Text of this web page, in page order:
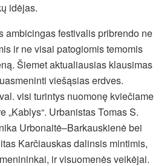
idėjas.
ambicingas festivalis pribrendo ne
ir ne visai patogiomis temomis
Šiemet aktualiausias klausimas
viešąsias erdves.
visi turintys nuomonę kviečiame
„Kablys“. Urbanistas Tomas S.
Urbonaitė–Barkauskienė bei
Karčiauskas dalinsis mintimis,
ir visuomenės veikėjai.